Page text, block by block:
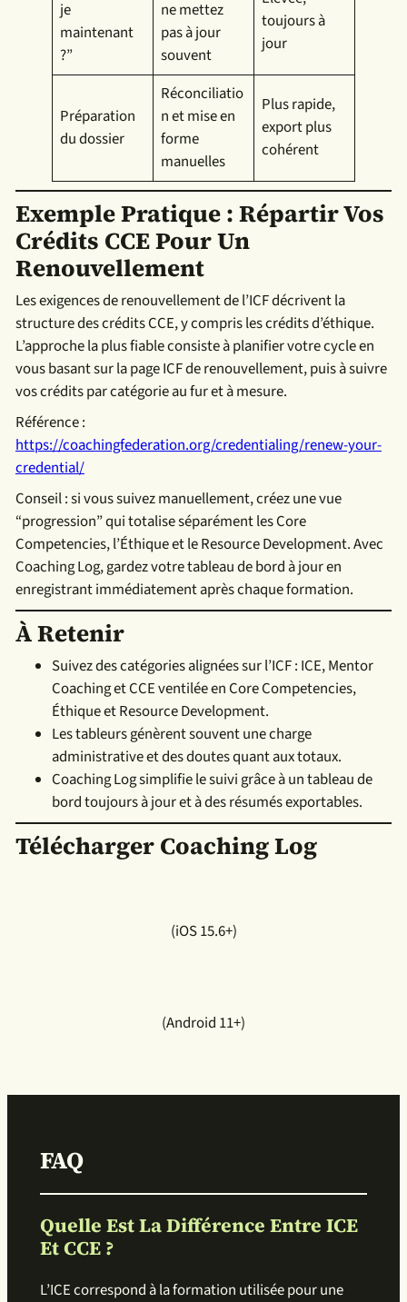
je
maintenant
?”
ne mettez
pas à jour
souvent
toujours à
jour
Préparation
du dossier
Réconciliatio
n et mise en
forme
manuelles
Plus rapide,
export plus
cohérent
Exemple Pratique : Répartir Vos
Crédits CCE Pour Un
Renouvellement
Les exigences de renouvellement de l’ICF décrivent la
structure des crédits CCE, y compris les crédits d’éthique.
L’approche la plus fiable consiste à planifier votre cycle en
vous basant sur la page ICF de renouvellement, puis à suivre
vos crédits par catégorie au fur et à mesure.
Référence :
https://coachingfederation.org/credentialing/renew-your-
credential/
Conseil : si vous suivez manuellement, créez une vue
“progression” qui totalise séparément les Core
Competencies, l’Éthique et le Resource Development. Avec
Coaching Log, gardez votre tableau de bord à jour en
enregistrant immédiatement après chaque formation.
À Retenir
Suivez des catégories alignées sur l’ICF : ICE, Mentor
Coaching et CCE ventilée en Core Competencies,
Éthique et Resource Development.
Les tableurs génèrent souvent une charge
administrative et des doutes quant aux totaux.
Coaching Log simplifie le suivi grâce à un tableau de
bord toujours à jour et à des résumés exportables.
Télécharger Coaching Log
(iOS 15.6+)
(Android 11+)
FAQ
Quelle Est La Différence Entre ICE
Et CCE ?
L’ICE correspond à la formation utilisée pour une